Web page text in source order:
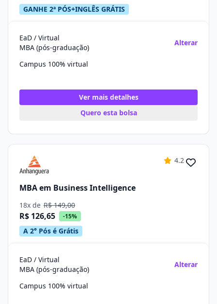
GANHE 2ª PÓS+INGLÊS GRÁTIS
EaD / Virtual
MBA (pós-graduação)
Alterar
Campus 100% virtual
Ver mais detalhes
Quero esta bolsa
4.2
MBA em Business Intelligence
18x de R$ 149,00
R$ 126,65 -15%
A 2° Pós é Grátis
EaD / Virtual
MBA (pós-graduação)
Alterar
Campus 100% virtual